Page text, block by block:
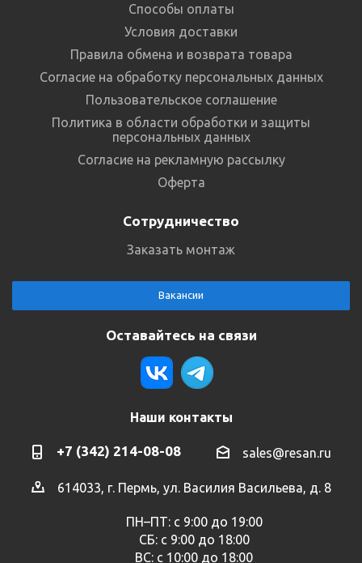
Способы оплаты
Условия доставки
Правила обмена и возврата товара
Согласие на обработку персональных данных
Пользовательское соглашение
Политика в области обработки и защиты
персональных данных
Согласие на рекламную рассылку
Оферта
Сотрудничество
Заказать монтаж
Вакансии
Оставайтесь на связи
Наши контакты
+7 (342) 214-08-08 sales@resan.ru
614033, г. Пермь, ул. Василия Васильева, д. 8
ПН–ПТ: с 9:00 до 19:00
СБ: с 9:00 до 18:00
ВС: с 10:00 до 18:00